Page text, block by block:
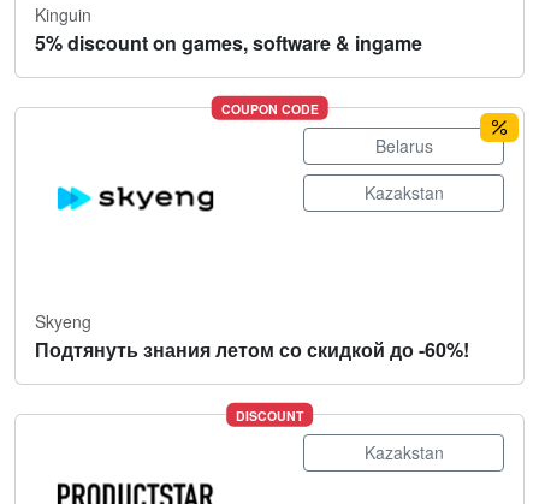
Kinguin
5% discount on games, software & ingame
COUPON CODE
Belarus
Kazakstan
Skyeng
Подтянуть знания летом со скидкой до -60%!
DISCOUNT
Kazakstan